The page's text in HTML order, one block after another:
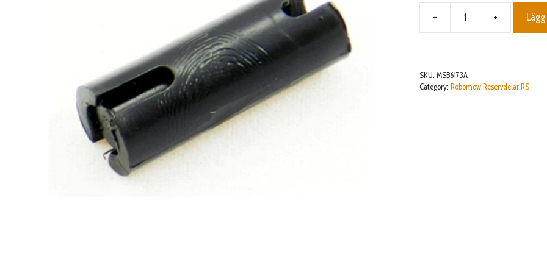
-
FRONTWHEEL
HOLDER
ASSY
mängd
+
SKU: MSB6173A
Category: Robomow Reservdelar RS